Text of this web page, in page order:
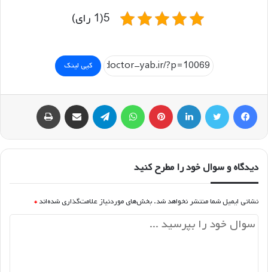
5(1 رای)
کپی لینک
فیسبوک توییتر لینکداین پینتریست تلگرام اشتراک گذاری با ایمیل
دیدگاه و سوال خود را مطرح کنید
نشانی ایمیل شما منتشر نخواهد شد. بخش‌های موردنیاز علامت‌گذاری شده‌اند *